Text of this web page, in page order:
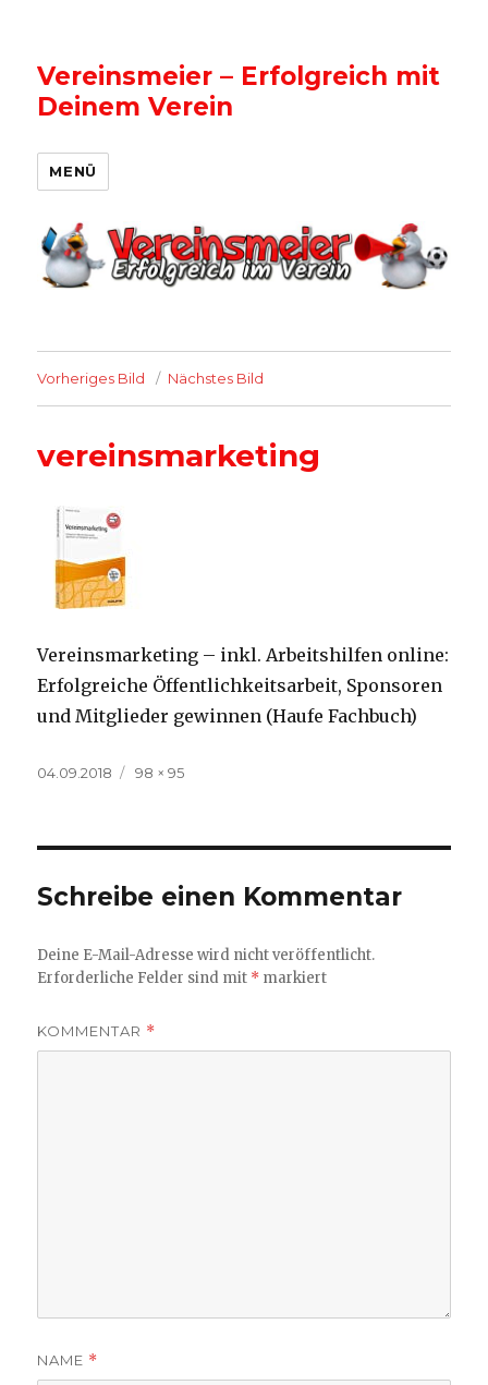
Vereinsmeier – Erfolgreich mit
Deinem Verein
MENÜ
Vorheriges Bild Nächstes Bild
vereinsmarketing
Vereinsmarketing – inkl. Arbeitshilfen online:
Erfolgreiche Öffentlichkeitsarbeit, Sponsoren
und Mitglieder gewinnen (Haufe Fachbuch)
Veröffentlicht
04.09.2018
Volle
98 × 95
Schreibe einen Kommentar
Deine E-Mail-Adresse wird nicht veröffentlicht.
Erforderliche Felder sind mit * markiert
KOMMENTAR *
NAME *